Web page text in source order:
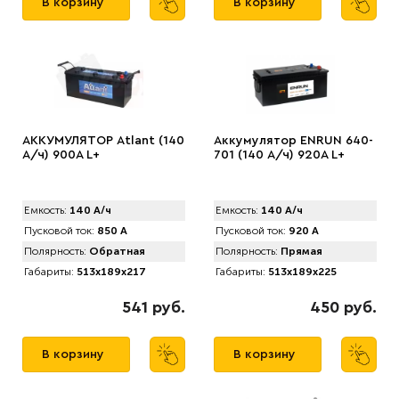
В корзину В корзину
АККУМУЛЯТОР Аtlant (140
А/ч) 900A L+
Емкость: 140 А/ч
Пусковой ток: 850 А
Полярность: Обратная
Габариты: 513x189x217
541 руб.
В корзину
Аккумулятор ENRUN 640-
701 (140 А/ч) 920A L+
Емкость: 140 А/ч
Пусковой ток: 920 А
Полярность: Прямая
Габариты: 513x189x225
450 руб.
В корзину